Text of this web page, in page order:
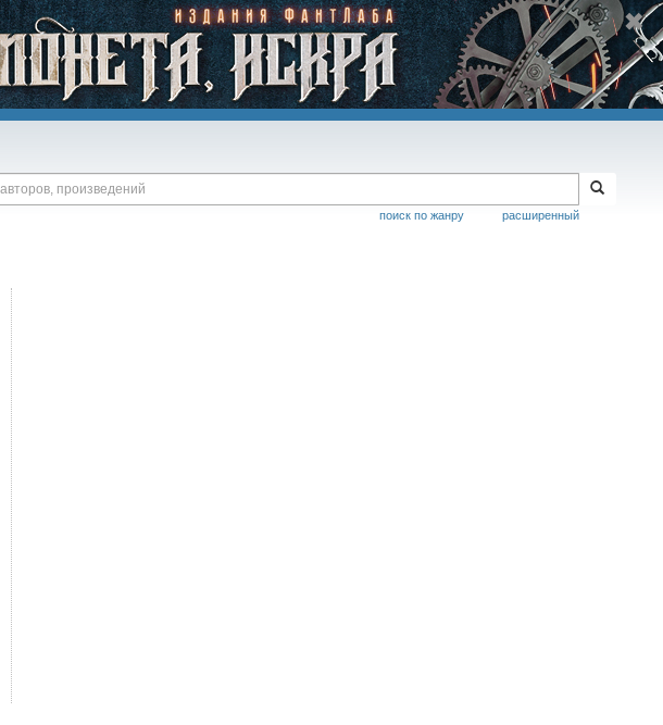
расширенный
поиск по жанру